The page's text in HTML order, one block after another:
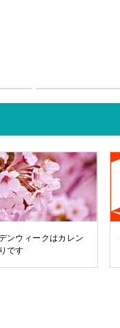
ンウィークはカレン
です